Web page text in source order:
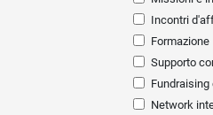
Incontri
Formazione
Supporto
Fundraising
Network